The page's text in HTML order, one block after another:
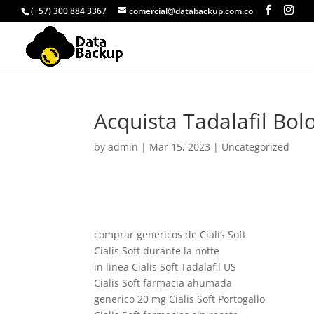
(+57) 300 884 3367 comercial@databackup.com.co
Acquista Tadalafil
byadmin | Mar 15, 2023 | Uncategorized
comprar genericos de Cialis Soft
Cialis Soft durante la notte
in linea Cialis Soft Tadalafil US
Cialis Soft farmacia ahumada
generico 20 mg Cialis Soft Portogallo